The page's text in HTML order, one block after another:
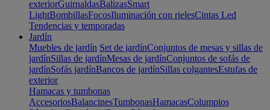
exteriorGuirnaldasBalizasSmart
LightBombillasFocosIluminación con rielesCintas Led
Tendencias y temporadas
Jardín
Muebles de jardín Set de jardínConjuntos de mesas y sillas de
jardínSillas de jardínMesas de jardínConjuntos de sofás de
jardínSofás jardínBancos de jardínSillas colgantesEstufas de
exterior
Hamacas y tumbonas
AccesoriosBalancinesTumbonasHamacasColumpios